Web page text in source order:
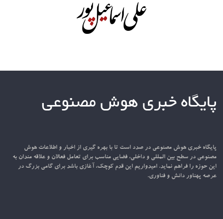
پایگاه خبری هوش مصنوعی
پایگاه خبری هوش مصنوعی در صدد است تا با بهره گیری از اخبار و اطلاعات هوش
مصنوعی در سطح بین المللی و داخلی، فضایی مناسب برای تعامل فعالان و علاقه مندان به
این حوزه را فراهم نماید. امیدواریم این قدم کوچک، آغازی باشد برای گامی بزرگ در
عرصه پهناور دانش و فناوری.